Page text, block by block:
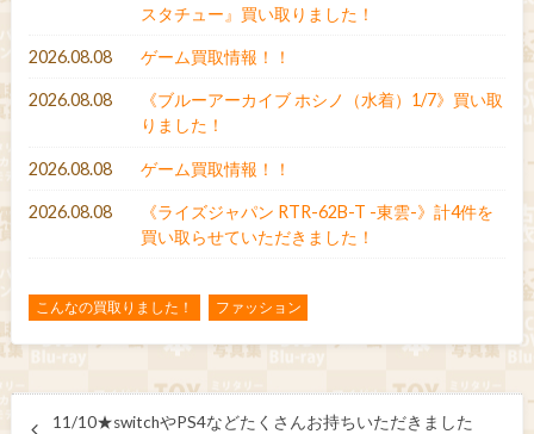
スタチュー』買い取りました！
2026.08.08 ゲーム買取情報！！
2026.08.08
《ブルーアーカイブ ホシノ（水着）1/7》買い取
りました！
2026.08.08 ゲーム買取情報！！
2026.08.08
《ライズジャパン RTR-62B-T -東雲-》計4件を
買い取らせていただきました！
こんなの買取りました！ ファッション
11/10★switchやPS4などたくさんお持ちいただきました